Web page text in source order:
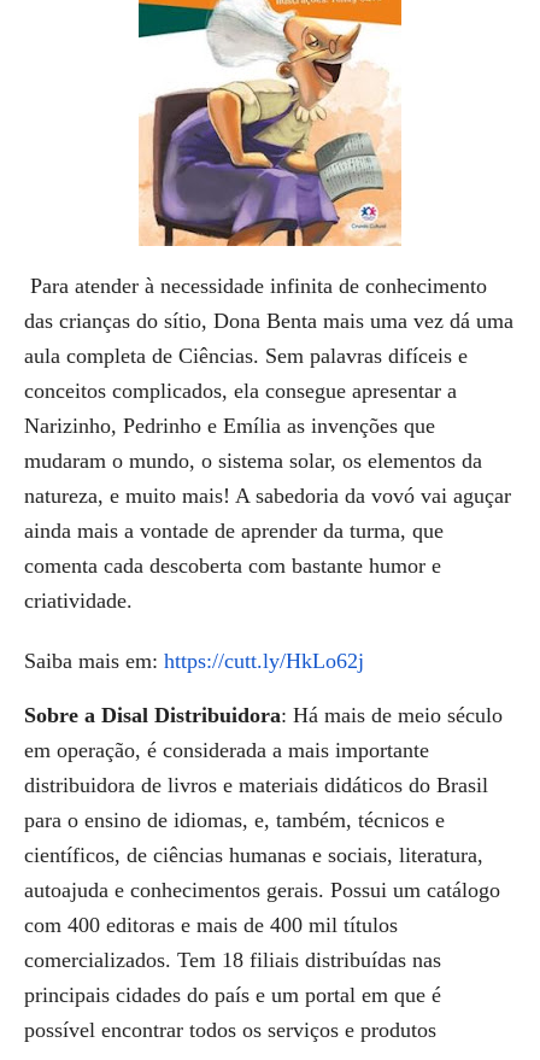
Para atender à necessidade infinita de conhecimento
das crianças do sítio, Dona Benta mais uma vez dá uma
aula completa de Ciências. Sem palavras difíceis e
conceitos complicados, ela consegue apresentar a
Narizinho, Pedrinho e Emília as invenções que
mudaram o mundo, o sistema solar, os elementos da
natureza, e muito mais! A sabedoria da vovó vai aguçar
ainda mais a vontade de aprender da turma, que
comenta cada descoberta com bastante humor e
criatividade.
Saiba mais em: https://cutt.ly/HkLo62j
Sobre a Disal Distribuidora: Há mais de meio século
em operação, é considerada a mais importante
distribuidora de livros e materiais didáticos do Brasil
para o ensino de idiomas, e, também, técnicos e
científicos, de ciências humanas e sociais, literatura,
autoajuda e conhecimentos gerais. Possui um catálogo
com 400 editoras e mais de 400 mil títulos
comercializados. Tem 18 filiais distribuídas nas
principais cidades do país e um portal em que é
possível encontrar todos os serviços e produtos